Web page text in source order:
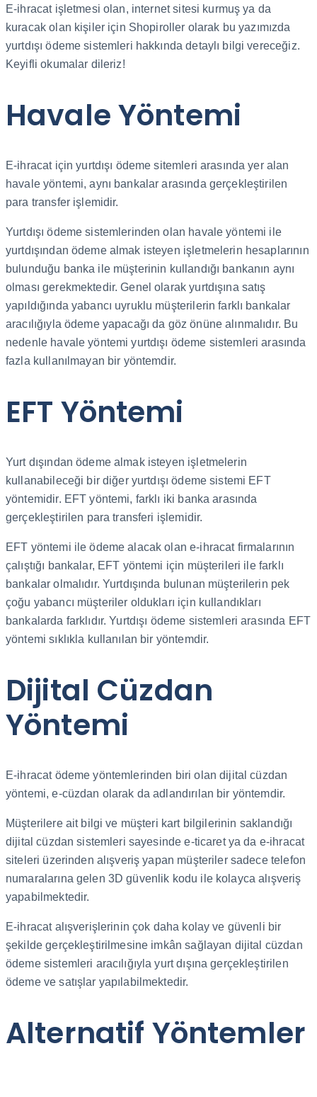
E-ihracat işletmesi olan, internet sitesi kurmuş ya da
kuracak olan kişiler için Shopiroller olarak bu yazımızda
yurtdışı ödeme sistemleri hakkında detaylı bilgi vereceğiz.
Keyifli okumalar dileriz!
Havale Yöntemi
E-ihracat için yurtdışı ödeme sitemleri arasında yer alan
havale yöntemi, aynı bankalar arasında gerçekleştirilen
para transfer işlemidir.
Yurtdışı ödeme sistemlerinden olan havale yöntemi ile
yurtdışından ödeme almak isteyen işletmelerin hesaplarının
bulunduğu banka ile müşterinin kullandığı bankanın aynı
olması gerekmektedir. Genel olarak yurtdışına satış
yapıldığında yabancı uyruklu müşterilerin farklı bankalar
aracılığıyla ödeme yapacağı da göz önüne alınmalıdır. Bu
nedenle havale yöntemi yurtdışı ödeme sistemleri arasında
fazla kullanılmayan bir yöntemdir.
EFT Yöntemi
Yurt dışından ödeme almak isteyen işletmelerin
kullanabileceği bir diğer yurtdışı ödeme sistemi EFT
yöntemidir. EFT yöntemi, farklı iki banka arasında
gerçekleştirilen para transferi işlemidir.
EFT yöntemi ile ödeme alacak olan e-ihracat firmalarının
çalıştığı bankalar, EFT yöntemi için müşterileri ile farklı
bankalar olmalıdır. Yurtdışında bulunan müşterilerin pek
çoğu yabancı müşteriler oldukları için kullandıkları
bankalarda farklıdır. Yurtdışı ödeme sistemleri arasında EFT
yöntemi sıklıkla kullanılan bir yöntemdir.
Dijital Cüzdan
Yöntemi
E-ihracat ödeme yöntemlerinden biri olan dijital cüzdan
yöntemi, e-cüzdan olarak da adlandırılan bir yöntemdir.
Müşterilere ait bilgi ve müşteri kart bilgilerinin saklandığı
dijital cüzdan sistemleri sayesinde e-ticaret ya da e-ihracat
siteleri üzerinden alışveriş yapan müşteriler sadece telefon
numaralarına gelen 3D güvenlik kodu ile kolayca alışveriş
yapabilmektedir.
E-ihracat alışverişlerinin çok daha kolay ve güvenli bir
şekilde gerçekleştirilmesine imkân sağlayan dijital cüzdan
ödeme sistemleri aracılığıyla yurt dışına gerçekleştirilen
ödeme ve satışlar yapılabilmektedir.
Alternatif Yöntemler